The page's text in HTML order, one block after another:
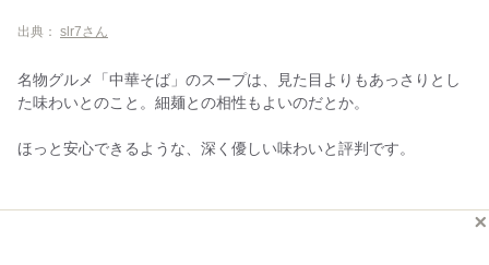
出典： slr7さん
名物グルメ「中華そば」のスープは、見た目よりもあっさりとし
た味わいとのこと。細麺との相性もよいのだとか。
ほっと安心できるような、深く優しい味わいと評判です。